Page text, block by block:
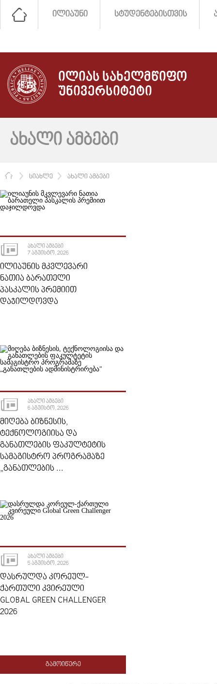
ᲘᲚᲘᲐᲣᲜᲘ ᲡᲢᲣᲓᲔᲜᲢᲔᲑᲘᲡᲗᲕᲘᲡ
ᲘᲚᲘᲐᲡ ᲡᲐᲮᲔᲚᲛᲬᲘᲤᲝ
ᲣᲜᲘᲕᲔᲠᲡᲘᲢᲔᲢᲘ
ᲐᲮᲐᲚᲘ ᲐᲛᲑᲔᲑᲘ
ᲛᲗᲐᲕᲐᲠᲘ
ᲡᲘᲐᲮᲚᲔ ᲐᲮᲐᲚᲘ ᲐᲛᲑᲔᲑᲘ
ᲐᲮᲐᲚᲘ ᲐᲛᲑᲔᲑᲘ
7 ᲐᲒᲕᲘᲡᲢᲝ, 2026
ᲘᲚᲘᲐᲣᲜᲘᲡ ᲛᲙᲕᲚᲔᲕᲐᲠᲘ
ᲜᲐᲗᲘᲐ ᲑᲐᲠᲐᲗᲔᲚᲘ
ᲞᲐᲡᲙᲐᲚᲘᲡ ᲞᲠᲔᲛᲘᲘᲗ
ᲓᲐᲯᲘᲚᲓᲝᲕᲓᲐ
ᲐᲮᲐᲚᲘ ᲐᲛᲑᲔᲑᲘ
6 ᲐᲒᲕᲘᲡᲢᲝ, 2026
ᲛᲘᲦᲔᲑᲐ ᲑᲘᲖᲜᲔᲡᲘᲡ,
ᲢᲔᲥᲜᲝᲚᲝᲒᲘᲘᲡᲐ ᲓᲐ
ᲒᲐᲜᲐᲗᲚᲔᲑᲘᲡ ᲤᲐᲙᲣᲚᲢᲔᲢᲘᲡ
ᲡᲐᲛᲐᲒᲘᲡᲢᲠᲝ ᲞᲠᲝᲒᲠᲐᲛᲐᲖᲔ
„ᲒᲐᲜᲐᲗᲚᲔᲑᲘᲡ ...
ᲐᲮᲐᲚᲘ ᲐᲛᲑᲔᲑᲘ
5 ᲐᲒᲕᲘᲡᲢᲝ, 2026
ᲓᲐᲡᲠᲣᲚᲓᲐ ᲙᲝᲠᲔᲣᲚ-
ᲥᲐᲠᲗᲣᲚᲘ ᲙᲕᲘᲠᲔᲣᲚᲘ
GLOBAL GREEN CHALLENGER
2026
ᲒᲐᲛᲝᲘᲬᲔᲠᲔ